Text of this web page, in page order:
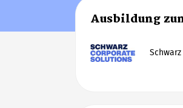
Ausbildung